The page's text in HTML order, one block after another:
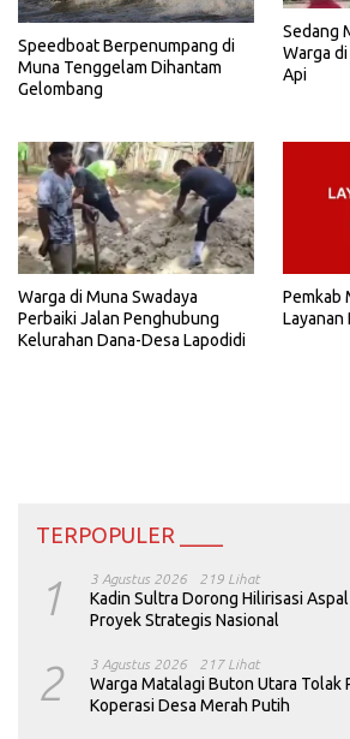
Speedboat Berpenumpang di
Muna Tenggelam Dihantam
Gelombang
Sedang
Warga
Api
Warga di Muna Swadaya
Perbaiki Jalan Penghubung
Kelurahan Dana-Desa Lapodidi
Pemkab
Layanan
TERPOPULER ____
1 3 Agustus 2026 219 Lihat
Kadin Sultra Dorong Hilirisasi
Proyek Strategis Nasional
2 3 Agustus 2026 217 Lihat
Warga Matalagi Buton Utara Tolak
Koperasi Desa Merah Putih